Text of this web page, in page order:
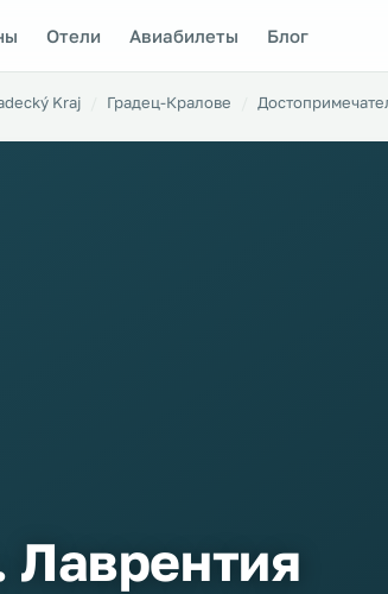
Отели Авиабилеты Блог
Kraj Градец-Кралове
Лаврентия